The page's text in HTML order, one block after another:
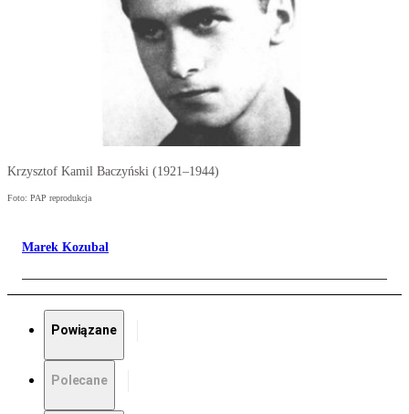
Krzysztof Kamil Baczyński (1921–1944)
Foto: PAP reprodukcja
Marek Kozubal
Powiązane
Polecane